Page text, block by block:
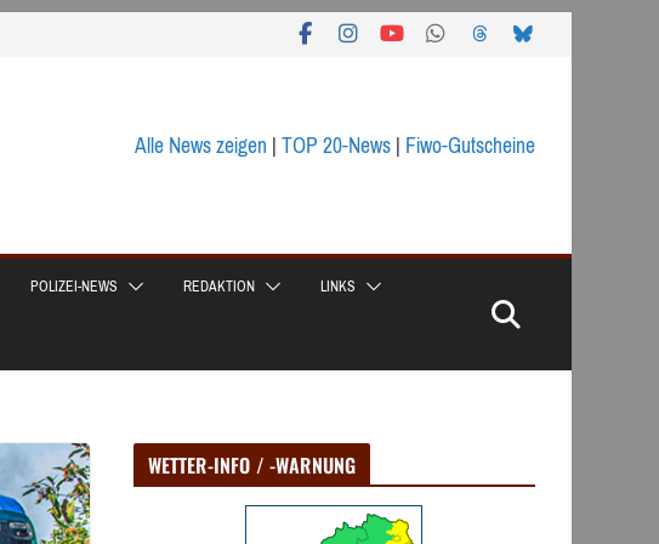
Alle News zeigen|TOP 20-News|Fiwo-Gutscheine
POLIZEI-NEWS REDAKTION LINKS
WETTER-INFO / -WARNUNG